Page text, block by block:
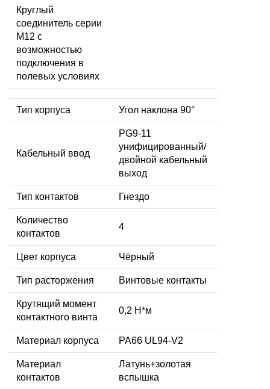
Круглый
соединитель серии
M12 с
возможностью
подключения в
полевых условиях
Тип корпуса Угол наклона 90°
Кабельный ввод
PG9-11
унифицированный/
двойной кабельный
выход
Тип контактов Гнездо
Количество
контактов
4
Цвет корпуса Чёрный
Тип расторжения Винтовые контакты
Крутящий момент
контактного винта
0,2 Н*м
Материал корпуса PA66 UL94-V2
Материал
контактов
Латунь+золотая
вспышка